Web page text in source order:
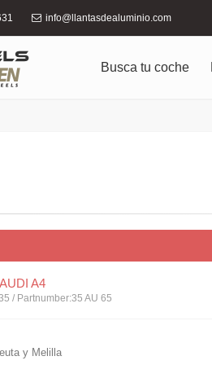
info@llantasdealuminio.com
Busca tu coche
A4
/ Partnumber:35 AU 65
y Melilla